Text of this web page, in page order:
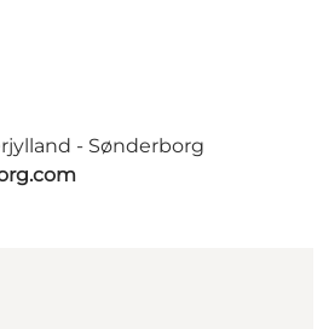
- Sønderborg